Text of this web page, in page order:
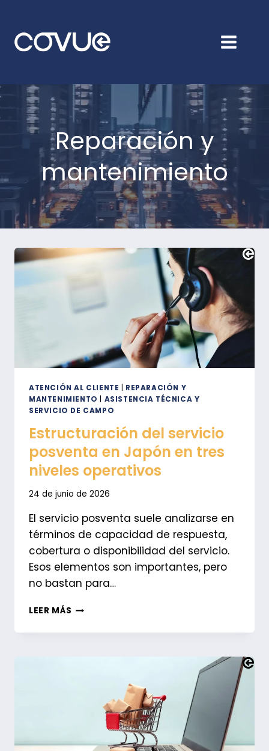
contenido
Reparación y
mantenimiento
ATENCIÓN AL CLIENTE
REPARACIÓN Y
MANTENIMIENTO
ASISTENCIA TÉCNICA Y
SERVICIO DE CAMPO
Estructuración del servicio
posventa en Japón en tres
niveles operativos
24 de junio de 2026
El servicio posventa suele analizarse en
términos de capacidad de respuesta,
cobertura o disponibilidad del servicio.
Esos elementos son importantes, pero
no bastan para…
LEER MÁS ESTRUCTURACIÓN
SERVICIO
NIVELES
OPERATIVOS